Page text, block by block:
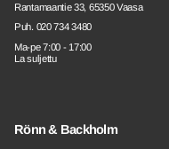
Rantamaantie 33, 65350 Vaasa
Puh. 020 734 3480
Ma-pe 7:00 - 17:00
La suljettu
Rönn & Backholm